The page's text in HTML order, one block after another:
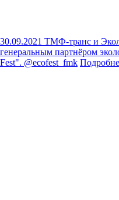
30.09.2021 ТМФ-транс и
генеральным партнёром
Fest". @ecofest_fmk